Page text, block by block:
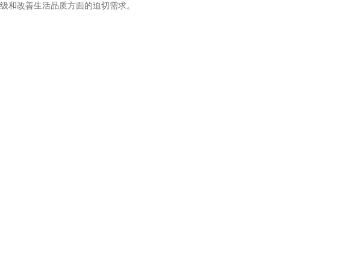
和改善生活品质方面的迫切需求。